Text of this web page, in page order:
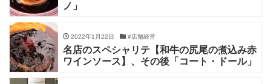
ノ」
2022年1月22日 #店舗経営
名店のスペシャリテ【和牛の尻尾の煮込み赤
ワインソース】、その後「コート・ドール」